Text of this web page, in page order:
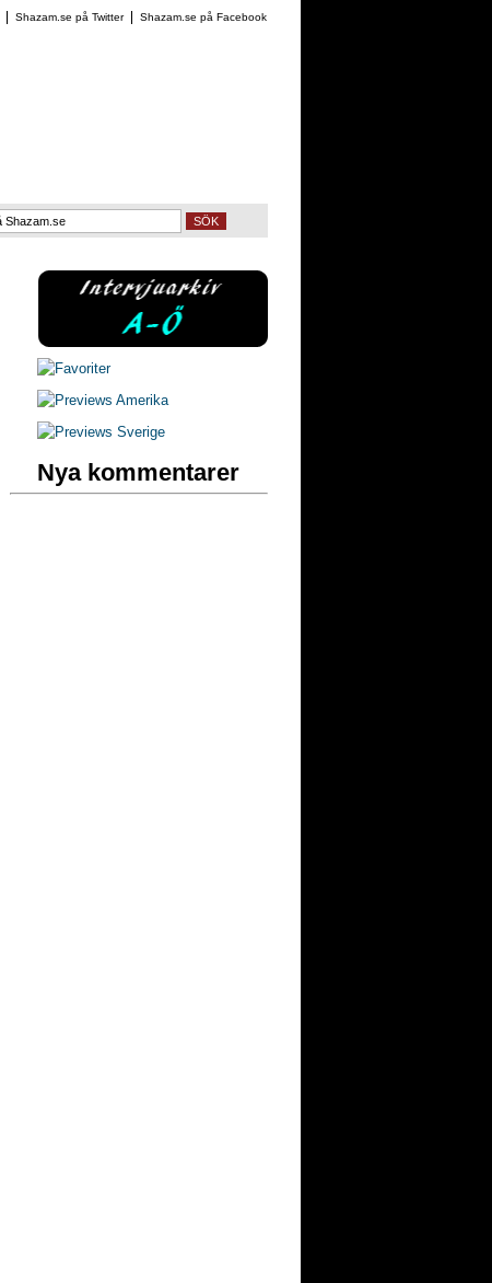
Shazam.se på Facebook
Shazam.se på Twitter
SÖK
Nya kommentarer